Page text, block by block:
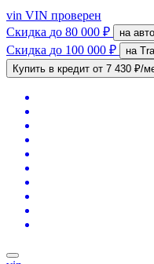
vin VIN проверен
Скидка до 80 000 ₽ на
Скидка до 100 000 ₽
на
Купить в кредит от 7 430 ₽/